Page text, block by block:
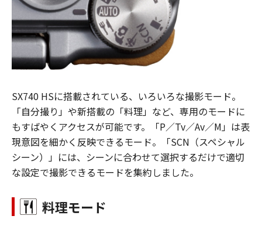
SX740 HSに搭載されている、いろいろな撮影モード。
「自分撮り」や新搭載の「料理」など、専用のモードに
もすばやくアクセスが可能です。「P／Tv／Av／M」は表
現意図を細かく反映できるモード。「SCN（スペシャル
シーン）」には、シーンに合わせて選択するだけで適切
な設定で撮影できるモードを集約しました。
料理モード